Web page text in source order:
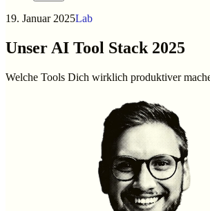
19. Januar 2025Lab
Unser AI Tool Stack 2025
Welche Tools Dich wirklich produktiver